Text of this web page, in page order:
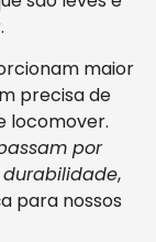
maior
precisa de
locomover.
por
,
para nossos